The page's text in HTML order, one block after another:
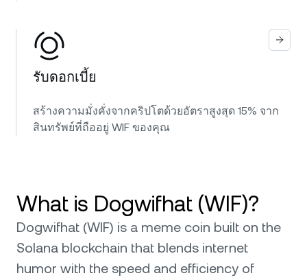
รับดอกเบี้ย
สร้างความมั่งคั่งจากคริปโตด้วยอัตราสูงสุด 15% จาก
สินทรัพย์ที่ถืออยู่ WIF ของคุณ
What is Dogwifhat (WIF)?
Dogwifhat (WIF) is a meme coin built on the
Solana blockchain that blends internet
humor with the speed and efficiency of